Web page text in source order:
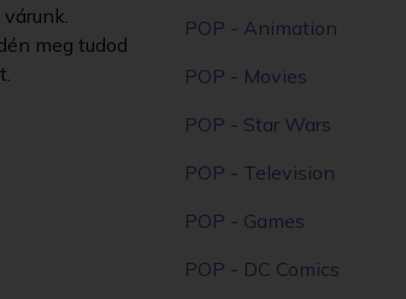
meg tudod
POP - Animation
POP - Movies
POP - Star Wars
POP - Television
POP - Games
POP - DC Comics